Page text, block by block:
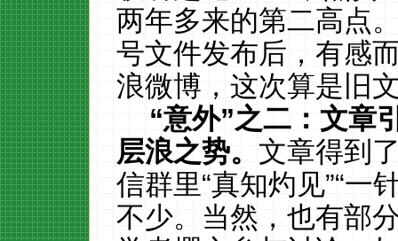
两年多来的第二高点
号文件发布后，有感
浪微博，这次算是旧
“意外”之二：文章
层浪之势。文章得到
信群里“真知灼见”“一
不少。当然，也有部